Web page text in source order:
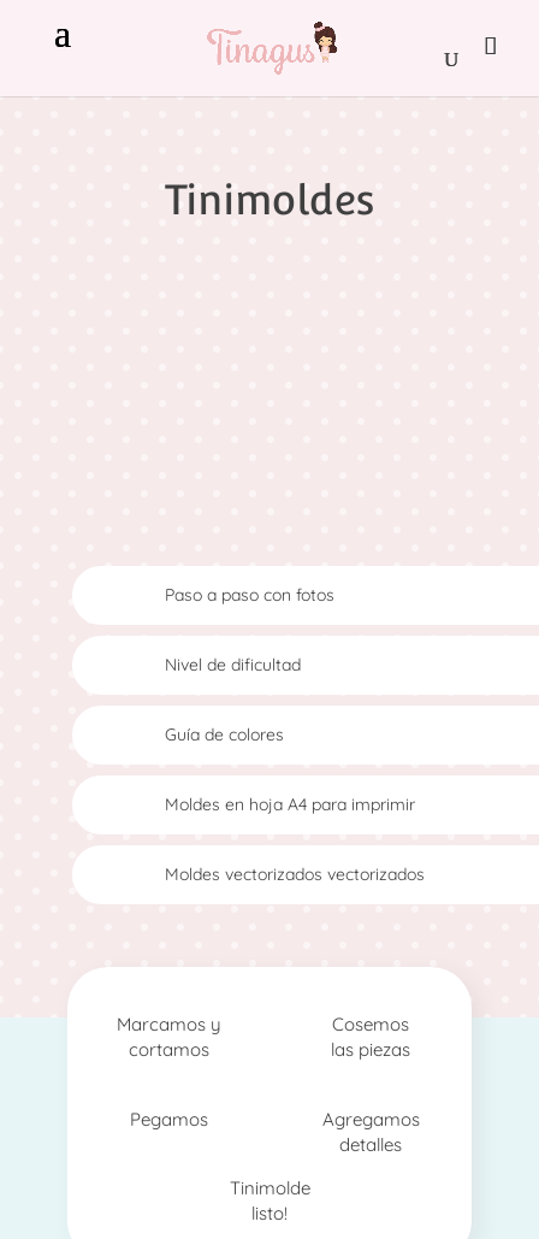
Tinimoldes
Paso a paso con fotos
Nivel de dificultad
Guía de colores
Moldes en hoja A4 para imprimir
Moldes vectorizados vectorizados
Marcamos y
cortamos
Cosemos
las piezas
Pegamos
Agregamos
detalles
Tinimolde
listo!